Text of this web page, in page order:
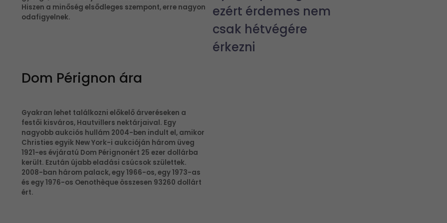
Hiszen a minőség elsődleges szempont, erre nagyon
odafigyelnek.
Dom Pérignon ára
Gyakran lehet találkozni előkelő árveréseken a
festői kisváros, Hautvillers nektárjaival. Egy
nagyobb aukciós hullám 2004-ben indult el, amikor
Christies egyik New York-i aukcióján három üveg
1921-es évjáratú Dom Pérignonért 25 ezer dollárba
került. Ezután újabb eladási csúcsok születtek.
2008-ban három palack, egy 1966-os, egy 1973-as
és egy 1976-os Oenothèque összesen 93260 dollárt
ért.
ezért érdemes nem
csak hétvégére
érkezni